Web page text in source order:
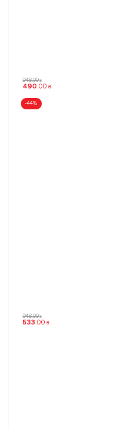
948.00 ₴
490.00 ₴
-44%
948.00 ₴
533.00 ₴